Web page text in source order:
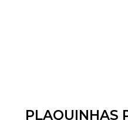
PLAQUINHAS